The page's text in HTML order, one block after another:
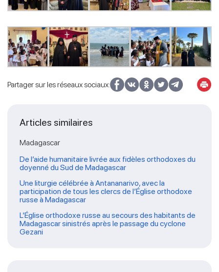
Partager sur les réseaux sociaux:
Articles similaires
Madagascar
De l’aide humanitaire livrée aux fidèles orthodoxes du
doyenné du Sud de Madagascar
Une liturgie célébrée à Antananarivo, avec la
participation de tous les clercs de l’Église orthodoxe
russe à Madagascar
L’Église orthodoxe russe au secours des habitants de
Madagascar sinistrés après le passage du cyclone
Gezani